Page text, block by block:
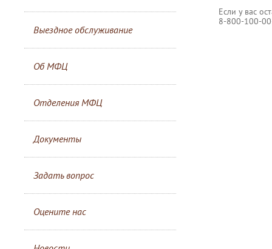
Выездное обслуживание
Об МФЦ
Отделения МФЦ
Документы
Задать вопрос
Оцените нас
Если у вас
8-800-100-